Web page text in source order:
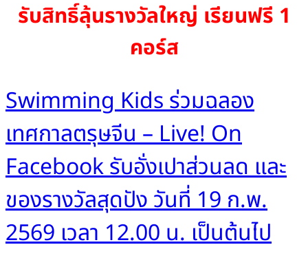
รับสิทธิ์ลุ้นรางวัลใหญ่ เรียนฟรี 1
คอร์ส
Swimming Kids ร่วมฉลอง
เทศกาลตรุษจีน – Live! On
Facebook รับอั่งเปาส่วนลด และ
ของรางวัลสุดปัง วันที่ 19 ก.พ.
2569 เวลา 12.00 น. เป็นต้นไป